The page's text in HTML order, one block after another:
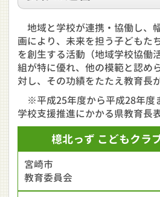
地域と学校が連携・協働し、
画により、未来を担う子どもた
を創生する活動（地域学校協働
組が特に優れ、他の模範と認め
対し、その功績をたたえ教育長
※平成25年度から平成28年度
学校支援推進にかかる県教育長
檍北っず こどもクラ
宮崎市
教育委員会